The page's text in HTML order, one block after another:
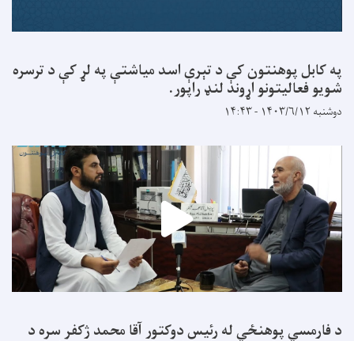
په کابل پوهنتون کې د تېرې اسد میاشتې په لړ کې د ترسره
شویو فعالیتونو اړوند لنډ راپور.
دوشنبه ۱۴۰۳/۶/۱۲ - ۱۴:۴۳
د فارمسي پوهنځي له رئیس دوکتور آقا محمد ژکفر سره د